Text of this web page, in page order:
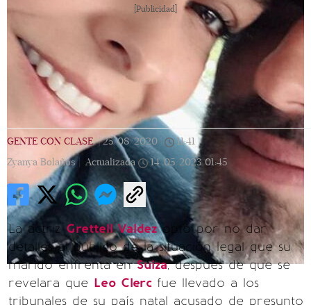
[Publicidad]
GENTE CON CLASE | 25/08/2020 11:41
Zyanya Bolaños | Actualizada 14/05/2023 01:45
La actriz Grettell Valdezoptó por no dar
detalles al público de la situación legal que su
marido enfrenta enSuiza, después de que se
revelara que Leo Clerc fue llevado a los
tribunales de su país natal acusado de presunto